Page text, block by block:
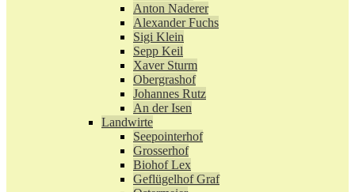
Anton Naderer
Alexander Fuchs
Sigi Klein
Sepp Keil
Xaver Sturm
Obergrashof
Johannes Rutz
An der Isen
Landwirte
Seepointerhof
Grosserhof
Biohof Lex
Geflügelhof Graf